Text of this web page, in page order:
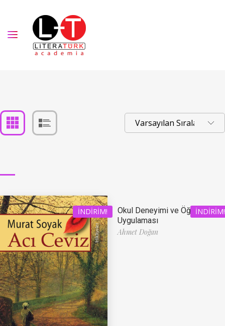
İNDIRIM! İNDIRIM!
Okul Deneyimi ve Öğretmenlik
Uygulaması
Ahmet Doğan